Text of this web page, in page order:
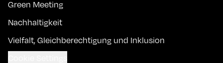
Green Meeting
Nachhaltigkeit
Vielfalt, Gleichberechtigung und Inklusion